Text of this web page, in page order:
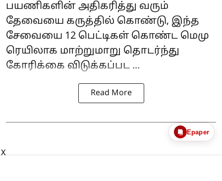
பயணிகளின் அதிகரித்து வரும்
தேவையை கருத்தில் கொண்டு, இந்த
சேவையை 12 பெட்டிகள் கொண்ட மெமு
ரெயிலாக மாற்றுமாறு தொடர்ந்து
கோரிக்கை விடுக்கப்பட ...
Read More
Epaper
X